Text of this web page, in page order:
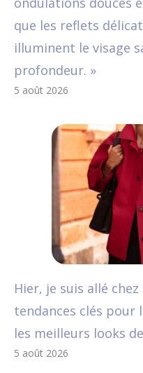
que les reflets
illuminent le visage
profondeur. »
5 août 2026
Hier, je suis allé
tendances clés pour
les meilleurs looks
5 août 2026